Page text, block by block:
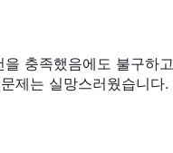
니다. 1:1000
소 로트 크기는0.01,최대 로
충족했음에도 불구하고
제는 실망스러웠습니다.